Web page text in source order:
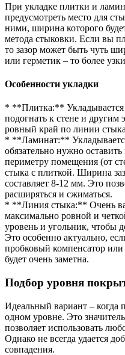
При укладке плитки и
предусмотреть место для
ними, ширина которого
метода стыковки. Если вы
то зазор может быть чуть
или герметик – то более
Особенности укладки
* **Плитка:** Укладывается
подогнать к стене и другим
ровный край по линии
* **Ламинат:**
обязательно нужно
периметру помещения (от
стыка с плиткой. Ширина
составляет 8-12 мм. Это
расширяться и сжиматься.
* **Линия стыка:** Очень
максимально ровной и
уровень и угольник, чтобы
Это особенно актуально,
пробковый компенсатор или
будет очень заметна.
Подбор уровня
Идеальный вариант – когда
одном уровне. Это
позволяет использовать
Однако не всегда удается
совпадения.